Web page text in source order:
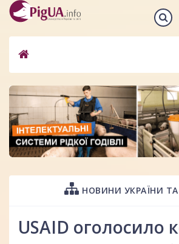
НОВИНИ УКРАЇНИ ТА
USAID оголосило